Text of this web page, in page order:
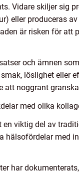
Vidare skiljer sig
eller produceras
är risken för
och ämnen
löslighet eller
att noggrant
med olika
viktig del av
hälsofördelar med
har